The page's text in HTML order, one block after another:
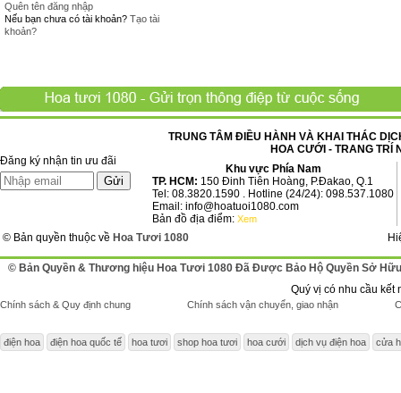
Quên tên đăng nhập
Nếu bạn chưa có tài khoản? Tạo tài
khoản?
Đăng ký nhận tin ưu đãi
TRUNG TÂM ĐIỀU HÀNH VÀ KHAI THÁC
HOA CƯỚI - TRANG TRÍ
Khu vực Phía Nam
TP. HCM: 150 Đinh Tiên Hoàng, P.Đakao, Q.1
Tel: 08.3820.1590 . Hotline (24/24): 098.537.1080
Email: info@hoatuoi1080.com
Bản đồ địa điểm: Xem
© Bản quyền thuộc về Hoa Tươi 1080
© Bản Quyền & Thương hiệu Hoa Tươi 1080 Đã Được Bảo Hộ Quyền Sở Hữu
Quý vị có nhu cầu kết
Chính sách & Quy định chung Chính sách vận chuyển, giao nhận
điện hoa điện hoa quốc tế hoa tươi shop hoa tươi hoa cưới dịch vụ điện hoa cửa